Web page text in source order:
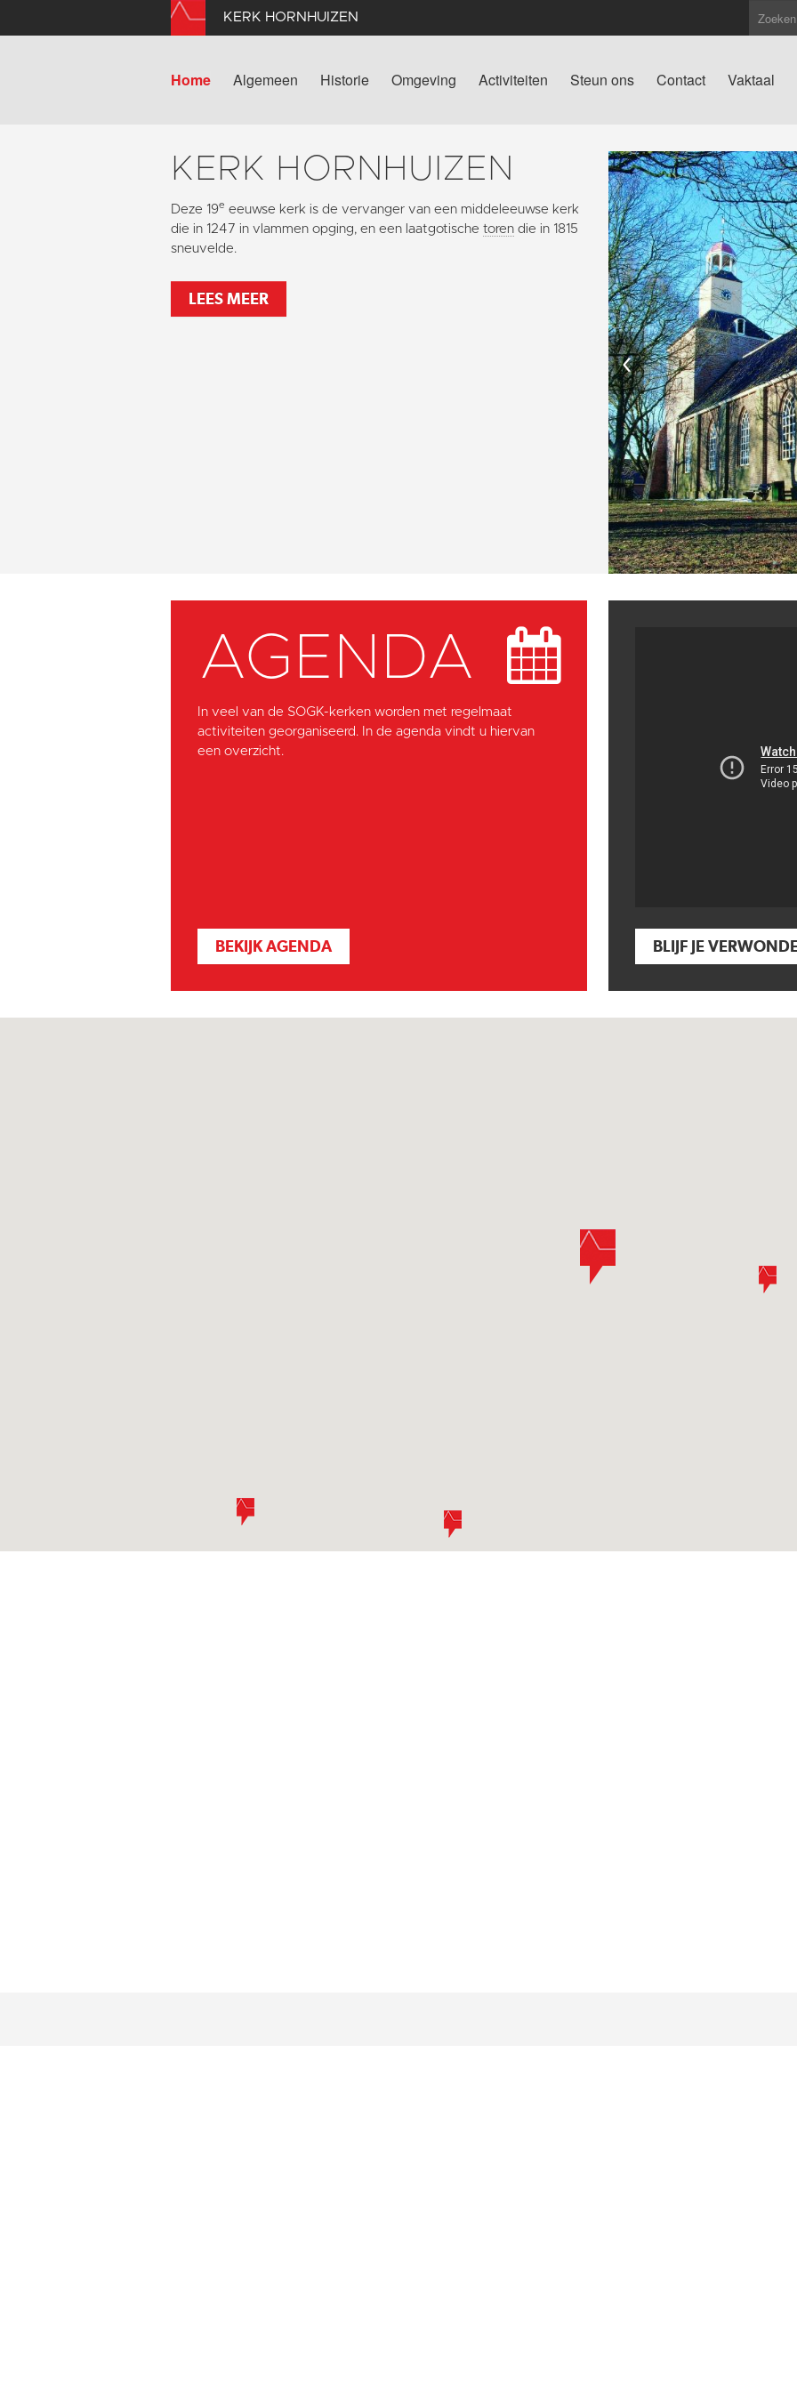
KERK HORNHUIZEN
Home Algemeen Historie Omgeving Activiteiten Steun ons Contact Vaktaal
KERK HORNHUIZEN
Deze 19e eeuwse kerk is de vervanger van een middeleeuwse kerk
die in 1247 in vlammen opging, en een laatgotische toren die in 1815
sneuvelde.
LEES MEER
‹
AGENDA
In veel van de SOGK-kerken worden met regelmaat
activiteiten georganiseerd. In de agenda vindt u hiervan
een overzicht.
BEKIJK AGENDA BLIJF JE